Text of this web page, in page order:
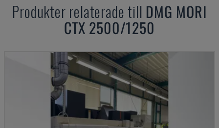
Produkter relaterade till DMG MORI
CTX 2500/1250